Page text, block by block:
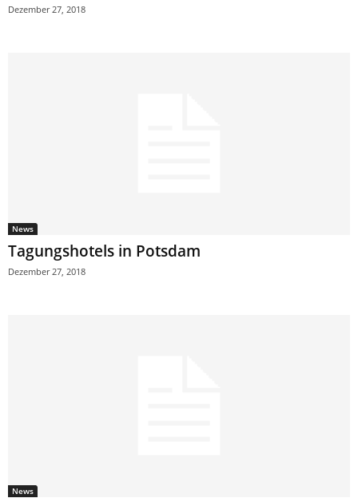
Dezember 27, 2018
News
Tagungshotels in Potsdam
Dezember 27, 2018
News